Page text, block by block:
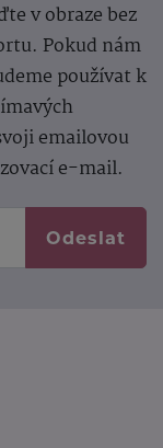
v obraze bez
Pokud nám
používat k
emailovou
e-mail.
Odeslat